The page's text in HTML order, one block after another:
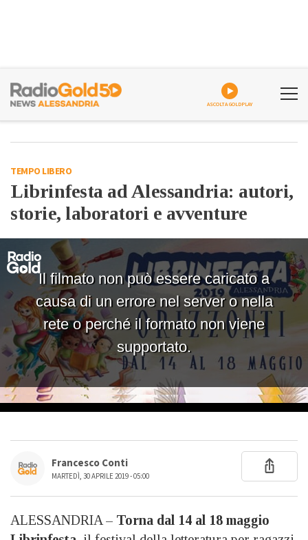
ASCOLTA GOLDPLAY
TEMPO LIBERO
Librinfesta ad Alessandria: autori,
storie, laboratori e avventure
Francesco Conti
MARTEDÌ, 30 APRILE 2019 - 05:00
ALESSANDRIA – Torna dal 14 al 18 maggio